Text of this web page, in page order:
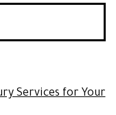
Services for Your